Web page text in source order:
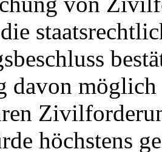
davon
höchstens